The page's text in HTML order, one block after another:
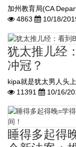
加州教育局(CA
4863
10/18/
犹太推儿经
冲冠？
kipa就是犹太男人头
11391
10/16/
睡得多起得